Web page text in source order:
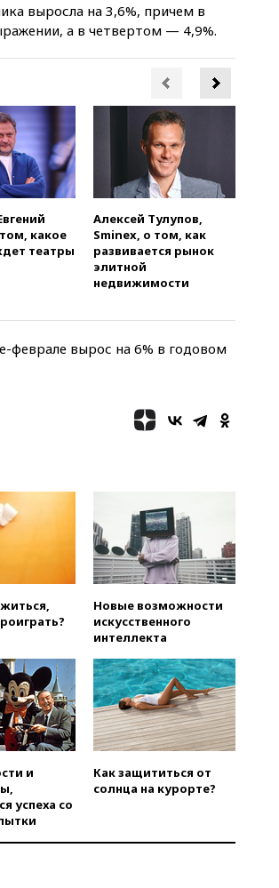
логистики за пределы России
вчера, 18:45
Крупнейший
склад маркетплейса Rozetka
лишился роли в фильме
Барри Левинсона на фоне
обвинений в насилии
вчера, 18:28
Выборы ректора
ГИТИСа перенесены на «после
вчера, 18:15Путин указал на
нехватку врачей в
Белгородской области
вчера, 17:45 Шуваев сообщил
Шуваев за два с
половиной месяца посетил
вчера, 17:25
с врио губернатора
Белгородской области
Шуваевым
вчера, 17:20«Ведомости»:
начальник тыла Санчик не
справился с возросшими
объемами работ
вчера, 17:15 В аэропорту Сочи
введен план «Ковер»
вчера, 16:55При атаке дрона
ВСУ на больницу в Донецке
погибла женщина
вчера, 16:45Франция уже три
дипломату РФ
вчера, 16:35
вчера, 16:15На территории
выросла на 3,6%, причем в
а в четвертом — 4,9%.
какое
театры
Алексей Тулупов,
Sminex, о том, как
развивается рынок
элитной
недвижимости
феврале вырос на 6% в годовом
Новые возможности
искусственного
интеллекта
и
успеха со
Как защититься от
солнца на курорте?